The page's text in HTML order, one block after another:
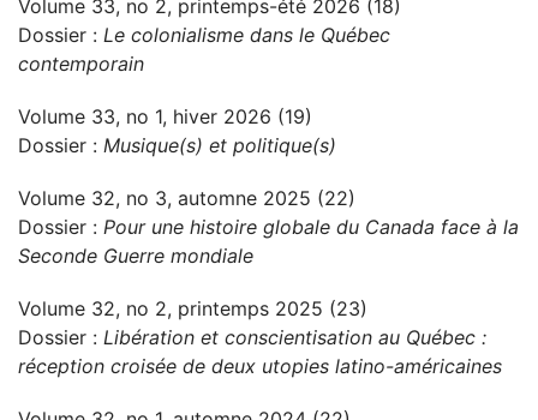
Volume 33, no 2, printemps-été 2026 (18)
Dossier : Le colonialisme dans le Québec
contemporain
Volume 33, no 1, hiver 2026 (19)
Dossier : Musique(s) et politique(s)
Volume 32, no 3, automne 2025 (22)
Dossier : Pour une histoire globale du Canada face à la
Seconde Guerre mondiale
Volume 32, no 2, printemps 2025 (23)
Dossier : Libération et conscientisation au Québec :
réception croisée de deux utopies latino-américaines